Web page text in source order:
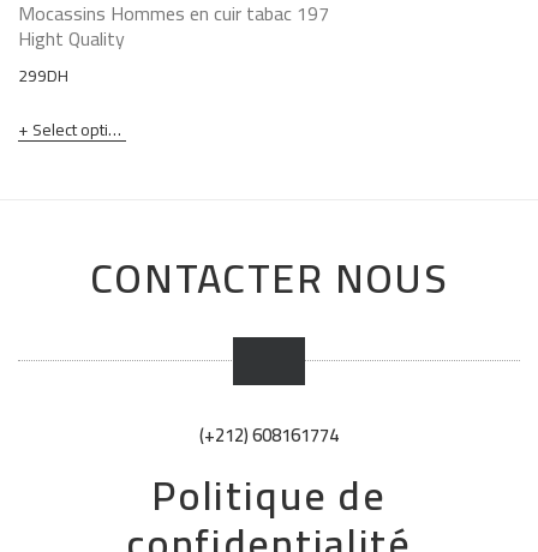
Mocassins Hommes en cuir tabac 197
Hight Quality
299DH
Select options
CONTACTER NOUS
(+212) 608161774
Politique de